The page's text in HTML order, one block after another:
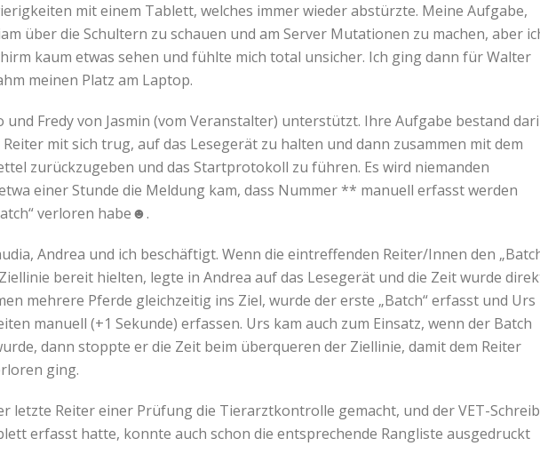
mit einem Tablett, welches immer wieder abstürzte. Meine Aufgabe,
über die Schultern zu schauen und am Server Mutationen zu machen, aber
kaum etwas sehen und fühlte mich total unsicher. Ich ging dann für Walter
meinen Platz am Laptop.
und Fredy von Jasmin (vom Veranstalter) unterstützt. Ihre Aufgabe bestand
Reiter mit sich trug, auf das Lesegerät zu halten und dann zusammen mit dem
zurückzugeben und das Startprotokoll zu führen. Es wird niemanden
einer Stunde die Meldung kam, dass Nummer ** manuell erfasst werden
verloren habe☻.
Andrea und ich beschäftigt. Wenn die eintreffenden Reiter/Innen den
bereit hielten, legte in Andrea auf das Lesegerät und die Zeit wurde
mehrere Pferde gleichzeitig ins Ziel, wurde der erste „Batch“ erfasst und Urs
manuell (+1 Sekunde) erfassen. Urs kam auch zum Einsatz, wenn der Batch
dann stoppte er die Zeit beim überqueren der Ziellinie, damit dem Reiter
ging.
letzte Reiter einer Prüfung die Tierarztkontrolle gemacht, und der VET-
erfasst hatte, konnte auch schon die entsprechende Rangliste ausgedruckt